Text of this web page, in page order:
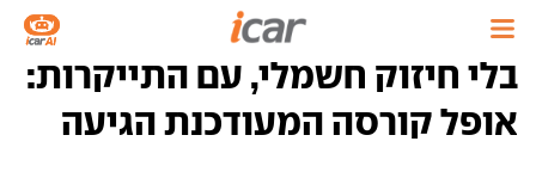
בלי חיזוק חשמלי, עם התייקרות:
אופל קורסה המעודכנת הגיעה